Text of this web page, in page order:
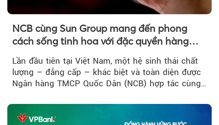
NCB cùng Sun Group mang đến phong
cách sống tinh hoa với đặc quyền hàng
Lần đầu tiên tại Việt Nam, một hệ sinh thái chất
lượng – đẳng cấp – khác biệt và toàn diện được
Ngân hàng TMCP Quốc Dân (NCB) hợp tác cùng